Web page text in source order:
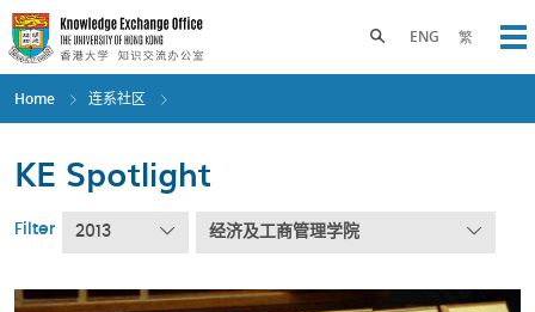
Skip
to
main
content
ENG 繁
Toggle search panel
Home 连系社区
KE Spotlight
Filter 2013 经济及工商管理学院